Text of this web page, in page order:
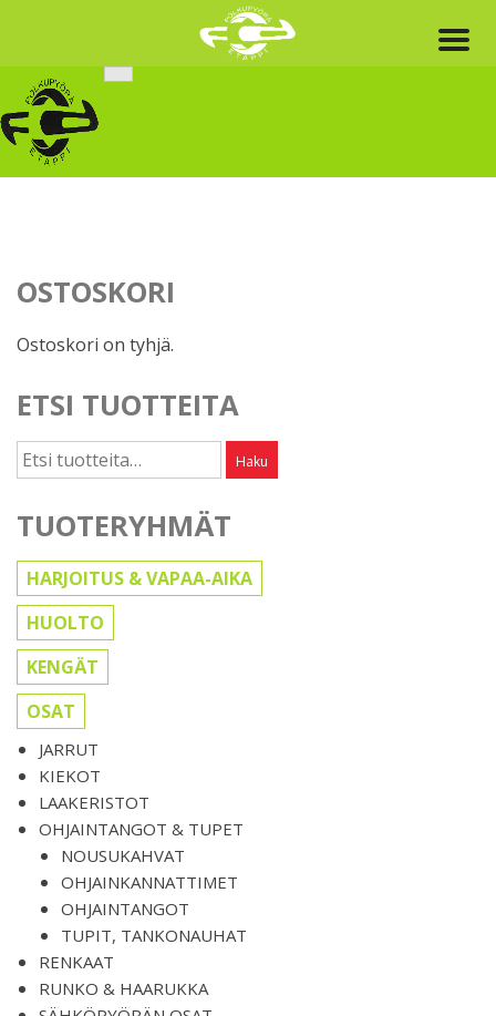
content
OSTOSKORI
Ostoskori on tyhjä.
ETSI TUOTTEITA
Etsi: Haku
TUOTERYHMÄT
HARJOITUS & VAPAA-AIKA
HUOLTO
KENGÄT
OSAT
JARRUT
KIEKOT
LAAKERISTOT
OHJAINTANGOT & TUPET
NOUSUKAHVAT
OHJAINKANNATTIMET
OHJAINTANGOT
TUPIT, TANKONAUHAT
RENKAAT
RUNKO & HAARUKKA